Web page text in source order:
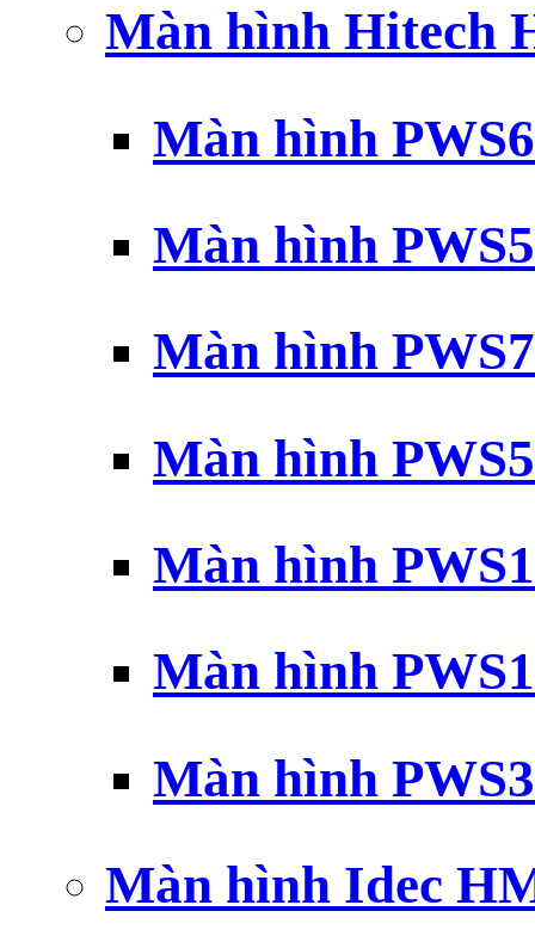
Màn hình Hitech
Màn hình
Màn hình
Màn hình
Màn hình
Màn hình
Màn hình
Màn hình
Màn hình Idec